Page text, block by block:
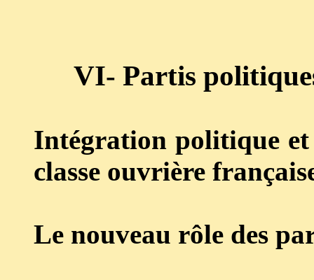
VI- Partis
Intégration politique
classe ouvrière
Le nouveau rôle des